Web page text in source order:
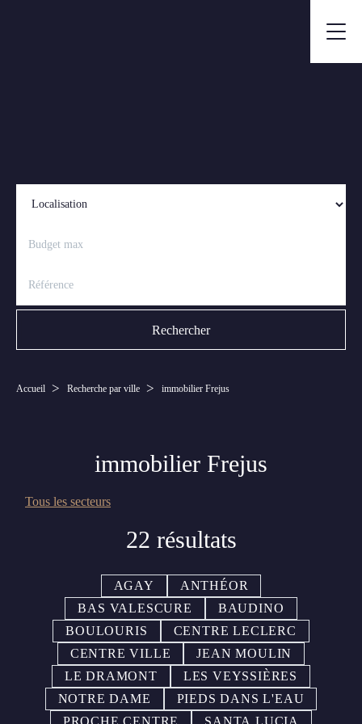
Accueil Recherche par ville immobilier Frejus
immobilier Frejus
Tous les secteurs
22 résultats
AGAY
ANTHÉOR
BAS VALESCURE
BAUDINO
BOULOURIS
CENTRE LECLERC
CENTRE VILLE
JEAN MOULIN
LE DRAMONT
LES VEYSSIÈRES
NOTRE DAME
PIEDS DANS L'EAU
PROCHE CENTRE
SANTA LUCIA